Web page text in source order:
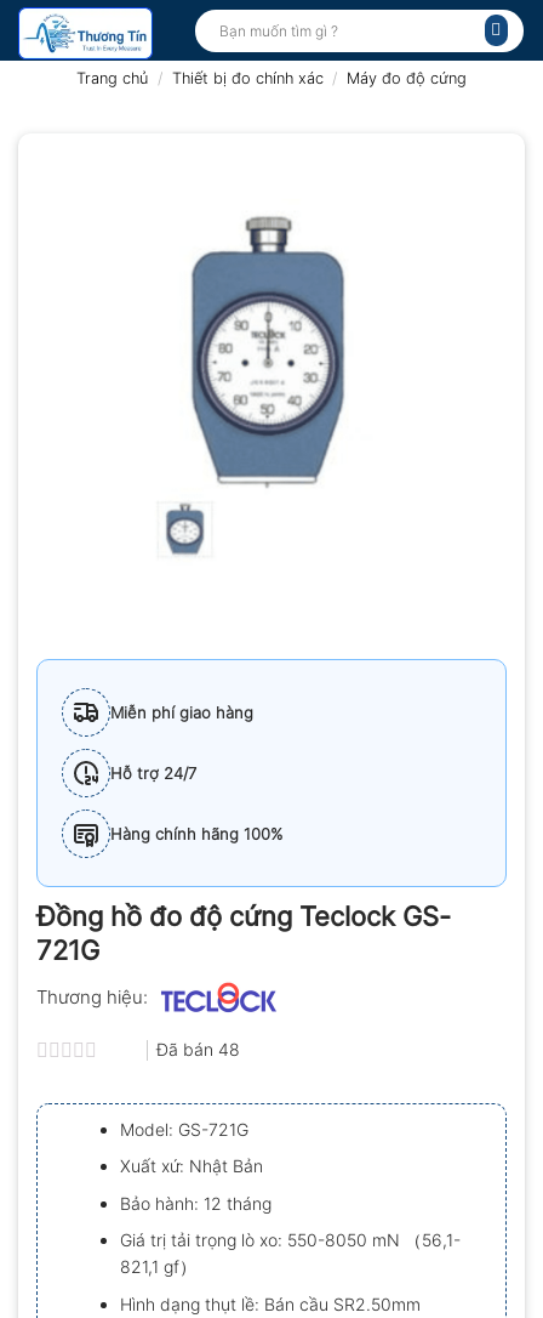
Bỏ
qua
Tìm
kiếm:
Trang chủ / Thiết bị đo chính xác / Máy đo độ cứng
Miễn phí giao hàng
Hỗ trợ 24/7
Hàng chính hãng 100%
Đồng hồ đo độ cứng Teclock GS-
721G
Thương hiệu:
xếp
hạng
0.0
5
sao
Đã bán 48
Model: GS-721G
Xuất xứ: Nhật Bản
Bảo hành: 12 tháng
Giá trị tải trọng lò xo: ​​550-8050 mN （56,1-
821,1 gf）
Hình dạng thụt lề: Bán cầu SR2.50mm